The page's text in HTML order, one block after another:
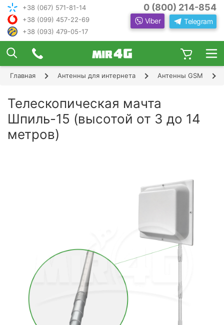
+38 (067) 571-81-14
+38 (099) 457-22-69
+38 (093) 479-05-17
0 (800) 214-854
Viber Telegram
Главная Антенны для интернета Антенны GSM
Телескопическая мачта
Шпиль-15 (высотой от 3 до 14
метров)
ПОДОБРАТЬ ИНТЕРНЕТ С ИН
ЖЕНЕРОМ-
КОНСУЛЬТАНТОМ
оборудование, ответьте, пожалуйста, на
щие вопросы:
В каком населенном пункте Вы хотите
пользоваться Интернетом?
×
Шаг 1
Шаг 3